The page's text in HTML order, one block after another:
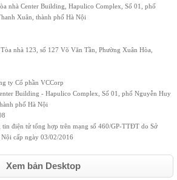
nhà Center Building, Hapulico Complex, Số 01, phố
Xuân, thành phố Hà Nội
nhà 123, số 127 Võ Văn Tần, Phường Xuân Hòa,
ty Cổ phần VCCorp
Building - Hapulico Complex, Số 01, phố Nguyễn Huy
phố Hà Nội
điện tử tổng hợp trên mạng số 460/GP-TTĐT do Sở
cấp ngày 03/02/2016
Xem bản Desktop